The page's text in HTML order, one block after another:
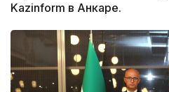
Kazinform в Анкаре.